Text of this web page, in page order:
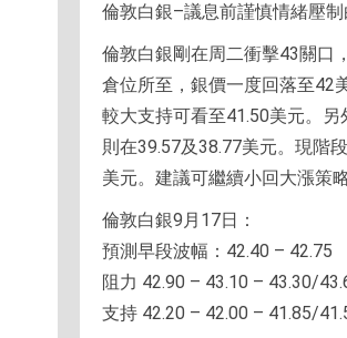
倫敦白銀–議息前謹慎情緒壓
倫敦白銀剛在周二衝擊43關口
倉位所至，銀價一度回落至42
較大支持可看至41.50美元。另
則在39.57及38.77美元。現階
美元。建議可繼續小回大漲策
倫敦白銀9月17日：
預測早段波幅：42.40 – 42.75
阻力 42.90 – 43.10 – 43.30/
支持 42.20 – 42.00 – 41.85/